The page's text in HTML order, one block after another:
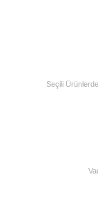
Seçili